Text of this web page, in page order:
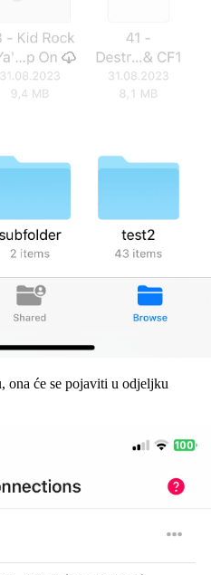
ona će se pojaviti u odjeljku